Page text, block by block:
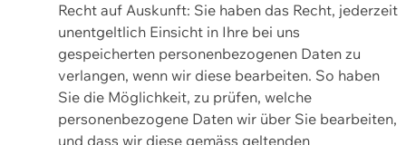
Recht auf Auskunft: Sie haben das Recht, jederzeit
unentgeltlich Einsicht in Ihre bei uns
gespeicherten personenbezogenen Daten zu
verlangen, wenn wir diese bearbeiten. So haben
Sie die Möglichkeit, zu prüfen, welche
personenbezogene Daten wir über Sie bearbeiten,
und dass wir diese gemäss geltenden